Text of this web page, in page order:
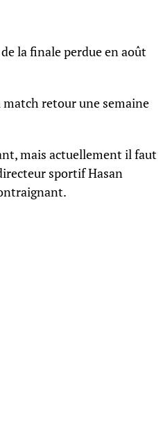
la finale perdue en août
match retour une semaine
mais actuellement il faut
sportif Hasan